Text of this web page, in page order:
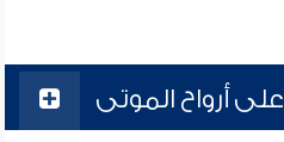
أرواح الموتى